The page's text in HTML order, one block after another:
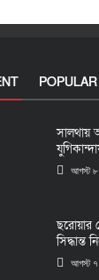
POPULAR
সালথায়
আগস্ট
ছরোয়ার
সিদ্ধান্ত
আগস্ট